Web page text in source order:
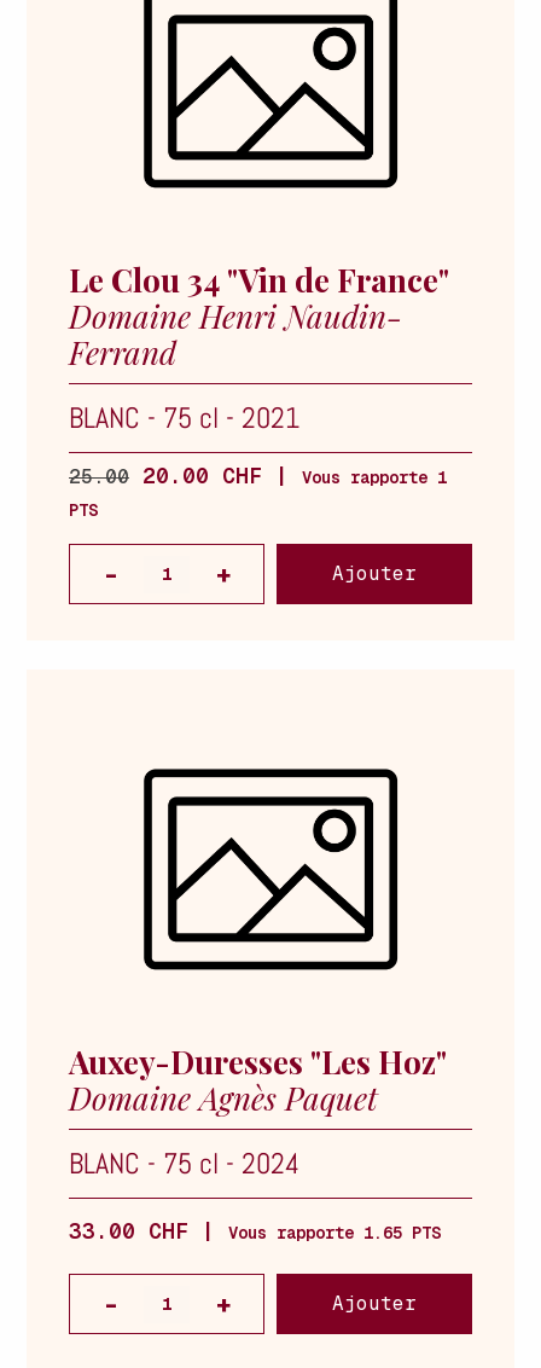
Le Clou 34 "Vin de France"
Domaine Henri Naudin-
Ferrand
BLANC - 75 cl - 2021
25.00 20.00 CHF |
Vous rapporte 1
PTS
Ajouter
Auxey-Duresses "Les Hoz"
Domaine Agnès Paquet
BLANC - 75 cl - 2024
33.00 CHF | Vous rapporte 1.65 PTS
Ajouter